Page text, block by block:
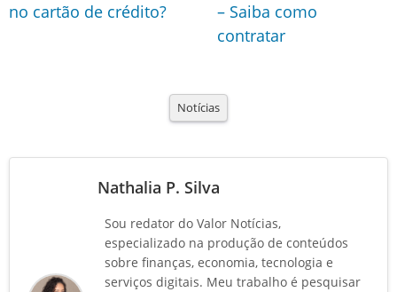
no cartão de crédito?
– Saiba como
contratar
Notícias
Nathalia P. Silva
Sou redator do Valor Notícias,
especializado na produção de conteúdos
sobre finanças, economia, tecnologia e
serviços digitais. Meu trabalho é pesquisar